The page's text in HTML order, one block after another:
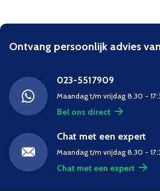
Ontvang persoonlijk advies
023-5517909
Maandag t/m vrijdag 8.30 -
Bel ons direct
Chat met een expert
Maandag t/m vrijdag 8.30 -
Chat met een expert